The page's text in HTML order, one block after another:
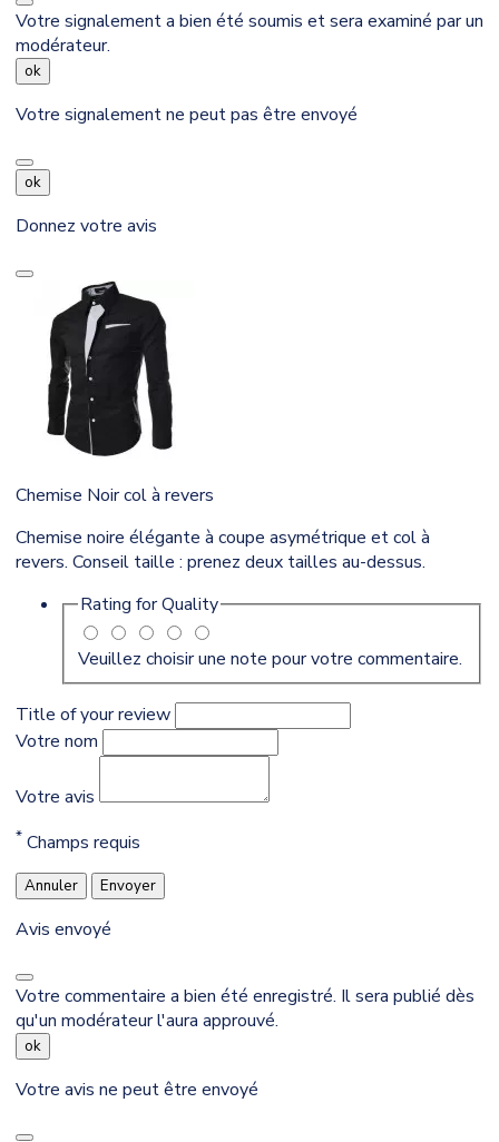
Votre signalement a bien été soumis et sera examiné par un
modérateur.
ok
Votre signalement ne peut pas être envoyé
ok
Donnez votre avis
Chemise Noir col à revers
Chemise noire élégante à coupe asymétrique et col à
revers. Conseil taille : prenez deux tailles au-dessus.
Rating forQuality
Veuillez choisir une note pour votre commentaire.
Title of your review
Votre nom
Votre avis
* Champs requis
Annuler Envoyer
Avis envoyé
Votre commentaire a bien été enregistré. Il sera publié dès
qu'un modérateur l'aura approuvé.
ok
Votre avis ne peut être envoyé